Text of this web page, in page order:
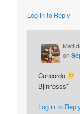
Log in to Reply
on
Concordo
Bjinhosss*
Log in to Reply